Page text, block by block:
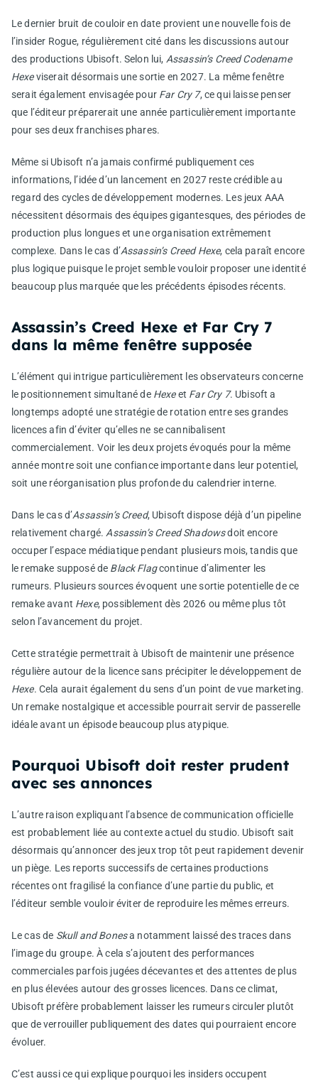
Le dernier bruit de couloir en date provient une nouvelle fois de
l’insider Rogue, régulièrement cité dans les discussions autour
des productions Ubisoft. Selon lui, Assassin’s Creed Codename
Hexeviserait désormais une sortie en 2027. La même fenêtre
serait également envisagée pour Far Cry 7, ce qui laisse penser
que l’éditeur préparerait une année particulièrement importante
pour ses deux franchises phares.
Même si Ubisoft n’a jamais confirmé publiquement ces
informations, l’idée d’un lancement en 2027 reste crédible au
regard des cycles de développement modernes. Les jeux AAA
nécessitent désormais des équipes gigantesques, des périodes de
production plus longues et une organisation extrêmement
complexe. Dans le cas d’Assassin’s Creed Hexe, cela paraît encore
plus logique puisque le projet semble vouloir proposer une identité
beaucoup plus marquée que les précédents épisodes récents.
Assassin’s Creed Hexe et Far Cry 7
dans la même fenêtre supposée
L’élément qui intrigue particulièrement les observateurs concerne
le positionnement simultané de Hexeet Far Cry 7. Ubisoft a
longtemps adopté une stratégie de rotation entre ses grandes
licences afin d’éviter qu’elles ne se cannibalisent
commercialement. Voir les deux projets évoqués pour la même
année montre soit une confiance importante dans leur potentiel,
soit une réorganisation plus profonde du calendrier interne.
Dans le cas d’Assassin’s Creed, Ubisoft dispose déjà d’un pipeline
relativement chargé.Assassin’s Creed Shadowsdoit encore
occuper l’espace médiatique pendant plusieurs mois, tandis que
le remake supposé de Black Flagcontinue d’alimenter les
rumeurs. Plusieurs sources évoquent une sortie potentielle de ce
remake avant Hexe, possiblement dès 2026 ou même plus tôt
selon l’avancement du projet.
Cette stratégie permettrait à Ubisoft de maintenir une présence
régulière autour de la licence sans précipiter le développement de
Hexe. Cela aurait également du sens d’un point de vue marketing.
Un remake nostalgique et accessible pourrait servir de passerelle
idéale avant un épisode beaucoup plus atypique.
Pourquoi Ubisoft doit rester prudent
avec ses annonces
L’autre raison expliquant l’absence de communication officielle
est probablement liée au contexte actuel du studio. Ubisoft sait
désormais qu’annoncer des jeux trop tôt peut rapidement devenir
un piège. Les reports successifs de certaines productions
récentes ont fragilisé la confiance d’une partie du public, et
l’éditeur semble vouloir éviter de reproduire les mêmes erreurs.
Le cas de Skull and Bonesa notamment laissé des traces dans
l’image du groupe. À cela s’ajoutent des performances
commerciales parfois jugées décevantes et des attentes de plus
en plus élevées autour des grosses licences. Dans ce climat,
Ubisoft préfère probablement laisser les rumeurs circuler plutôt
que de verrouiller publiquement des dates qui pourraient encore
évoluer.
C’est aussi ce qui explique pourquoi les insiders occupent